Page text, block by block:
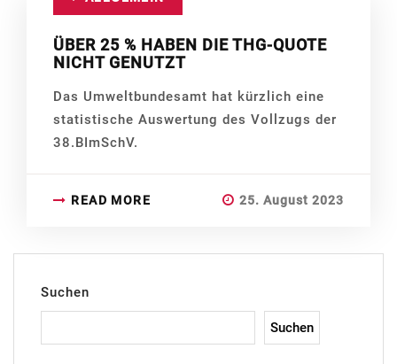
ÜBER 25 % HABEN DIE THG-QUOTE
NICHT GENUTZT
Das Umweltbundesamt hat kürzlich eine
statistische Auswertung des Vollzugs der
38.BImSchV.
READ MORE 25. August 2023
Suchen
Suchen